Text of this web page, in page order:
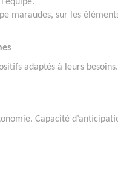
maraudes, sur les
adaptés à leurs besoins.
Capacité